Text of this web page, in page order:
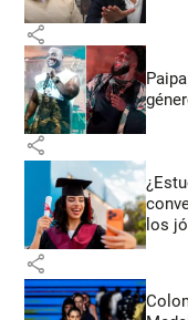
share
share
los
share